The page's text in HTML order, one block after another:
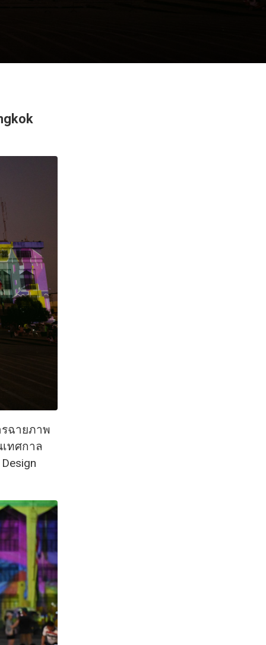
รฉายภาพ
ทศกาล